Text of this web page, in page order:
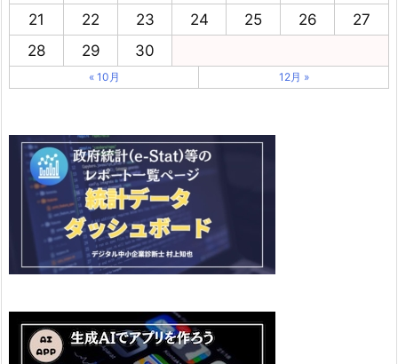
21
22 23 24 25 26
27
28
29 30
« 10月 12月 »